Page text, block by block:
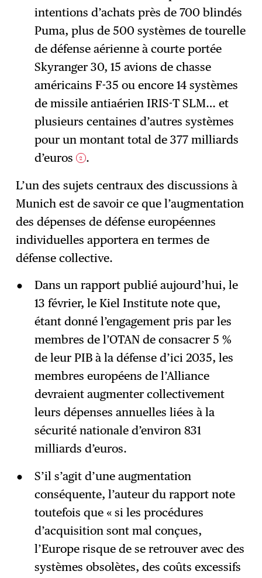
intentions d’achats près de 700 blindés
Puma, plus de 500 systèmes de tourelle
de défense aérienne à courte portée
Skyranger 30, 15 avions de chasse
américains F-35 ou encore 14 systèmes
de missile antiaérien IRIS-T SLM… et
plusieurs centaines d’autres systèmes
pour un montant total de 377 milliards
d’euros
2 .
L’un des sujets centraux des discussions à
Munich est de savoir ce que l’augmentation
des dépenses de défense européennes
individuelles apportera en termes de
défense collective.
Dans un rapport publié aujourd’hui, le
13 février, le Kiel Institute note que,
étant donné l’engagement pris par les
membres de l’OTAN de consacrer 5 %
de leur PIB à la défense d’ici 2035, les
membres européens de l’Alliance
devraient augmenter collectivement
leurs dépenses annuelles liées à la
sécurité nationale d’environ 831
milliards d’euros.
S’il s’agit d’une augmentation
conséquente, l’auteur du rapport note
toutefois que « si les procédures
d’acquisition sont mal conçues,
l’Europe risque de se retrouver avec des
systèmes obsolètes, des coûts excessifs